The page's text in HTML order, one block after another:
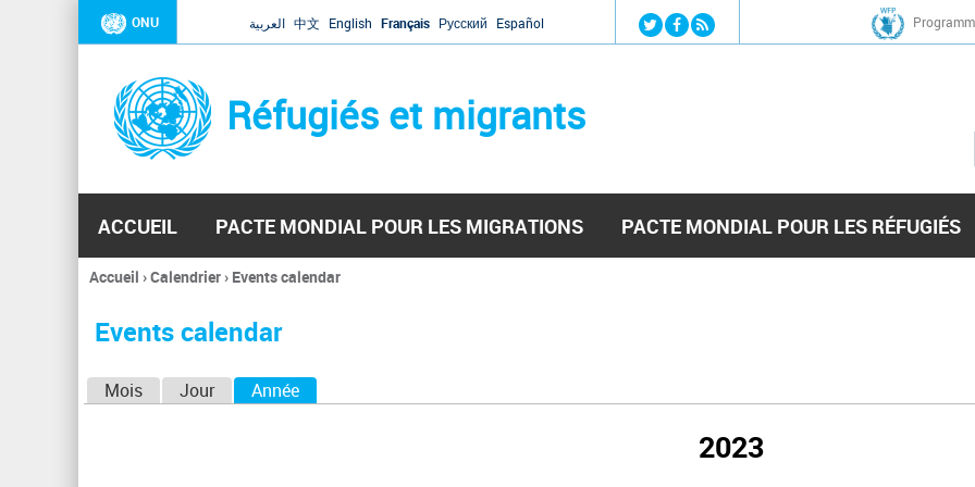
Jump to navigation
ONU العربية 中文 English Français Русский Español
Réfugiés et migrants
ACCUEIL PACTE MONDIAL POUR LES MIGRATIONS PACTE MONDIAL POUR LES RÉFUGIÉS
Vous
ici
Accueil ›Calendrier› Events calendar
Events calendar
Mois Jour Année
2023